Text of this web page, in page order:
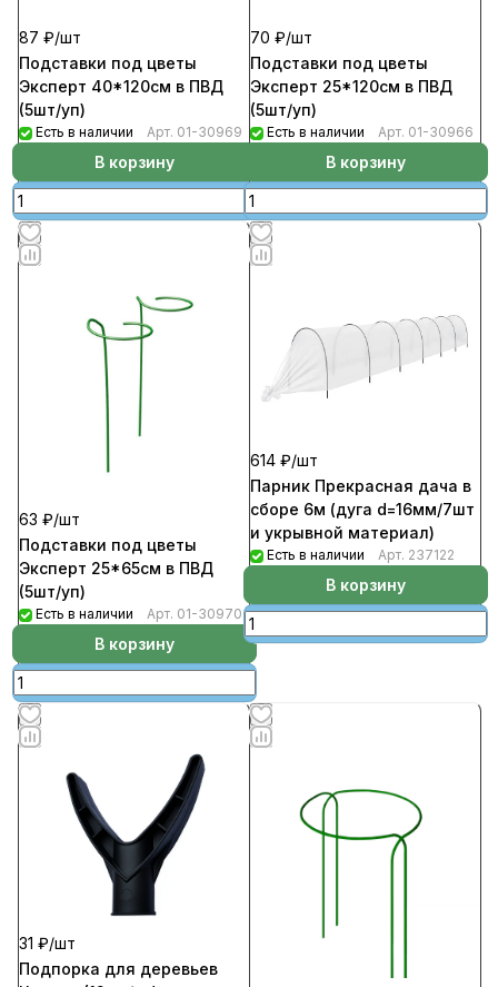
87 ₽/шт
Подставки под цветы
Эксперт 40*120см в ПВД
(5шт/уп)
Есть в наличии Арт. 01-30969
В корзину
70 ₽/шт
Подставки под цветы
Эксперт 25*120см в ПВД
(5шт/уп)
Есть в наличии Арт. 01-30966
В корзину
63 ₽/шт
Подставки под цветы
Эксперт 25*65см в ПВД
(5шт/уп)
Есть в наличии Арт. 01-30970
В корзину
614 ₽/шт
Парник Прекрасная дача в
сборе 6м (дуга d=16мм/7шт
и укрывной материал)
Есть в наличии Арт. 237122
В корзину
31 ₽/шт
Подпорка для деревьев